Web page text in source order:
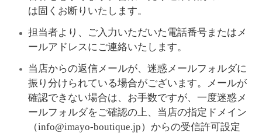
は固くお断りいたします。
担当者より、ご入力いただいた電話番号またはメ
ールアドレスにご連絡いたします。
当店からの返信メールが、迷惑メールフォルダに
振り分けられている場合がございます。メールが
確認できない場合は、お手数ですが、一度迷惑メ
ールフォルダをご確認の上、当店の指定ドメイン
（info@imayo-boutique.jp）からの受信許可設定